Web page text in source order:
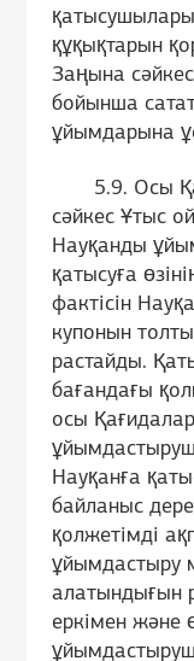
құқықтарын
Заңына сәйкес
бойынша
ұйымдарына
5.9. Осы
сәйкес Ұтыс
Науқанды
қатысуға
фактісін
купонын
растайды.
бағандағы
осы
Науқанға
байланыс
қолжетімді
ұйымдастыру
алатындығын
еркімен және